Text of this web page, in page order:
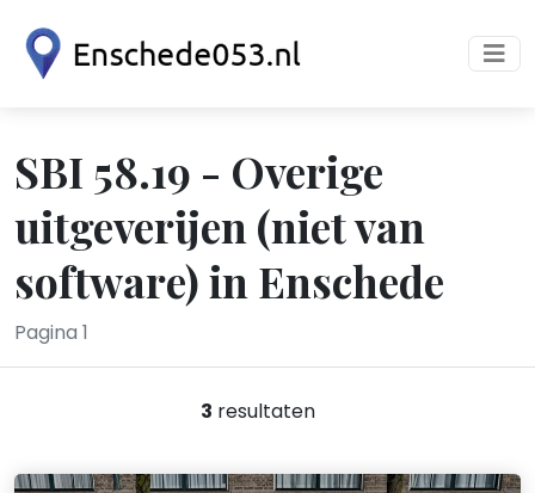
SBI 58.19 - Overige
uitgeverijen (niet van
software) in Enschede
Pagina 1
3 resultaten